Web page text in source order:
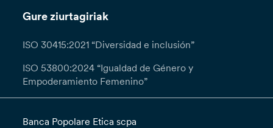
Gure ziurtagiriak
ISO 30415:2021 “Diversidad e inclusión”
ISO 53800:2024 “Igualdad de Género y
Empoderamiento Femenino”
Banca Popolare Etica scpa